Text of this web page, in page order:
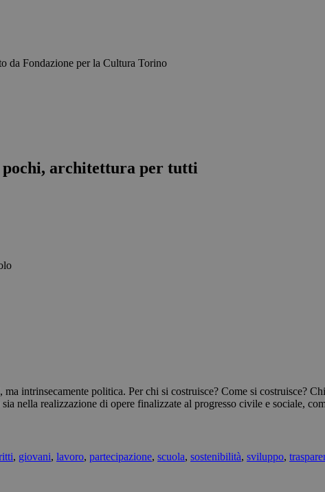
architettura per tutti
ma intrinsecamente politica. Per chi si costruisce? Come si costruisce?
nella realizzazione di opere finalizzate al progresso civile e sociale,
, giovani, lavoro, partecipazione, scuola, sostenibilità, sviluppo,